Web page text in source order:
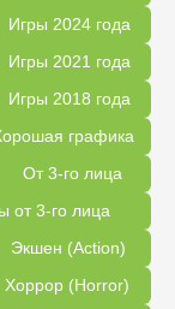
Игры 2024 года
Игры 2021 года
Игры 2018 года
графика
От 3-го лица
от 3-го лица
Экшен (Action)
Хоррор (Horror)